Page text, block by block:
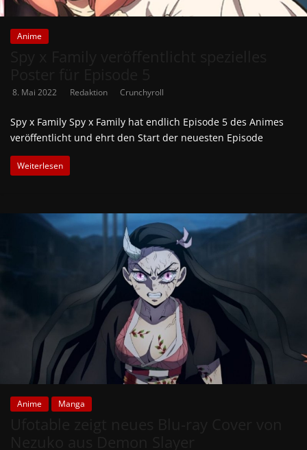
Anime
8. Mai 2022 Redaktion Crunchyroll
Spy x Family Spy x Family hat endlich Episode 5 des Animes
veröffentlicht und ehrt den Start der neuesten Episode
Weiterlesen
Anime Manga